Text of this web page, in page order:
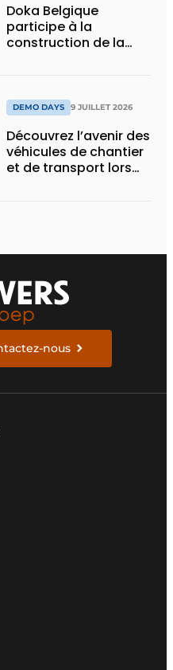
Doka Belgique
participe à la
construction de la
DEMO DAYS 9 JUILLET 2026
Découvrez l’avenir des
véhicules de chantier
et de transport lors
nous